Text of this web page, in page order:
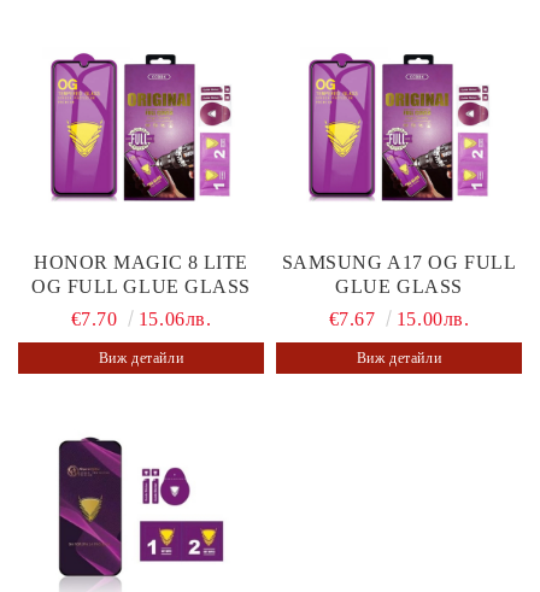
HONOR MAGIC 8 LITE
OG FULL GLUE GLASS
€7.70
15.06лв.
Виж детайли
SAMSUNG A17 OG FULL
GLUE GLASS
€7.67
15.00лв.
Виж детайли